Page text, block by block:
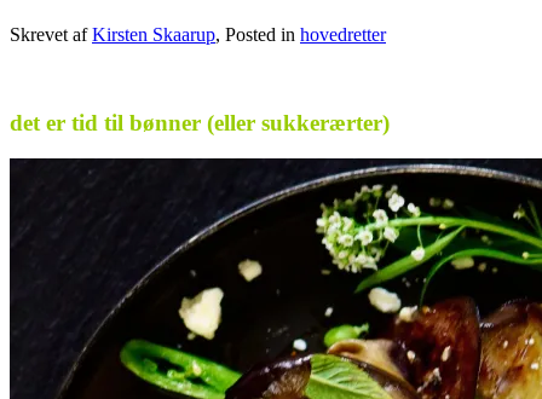
Skrevet afKirsten Skaarup, Posted in hovedretter
det er tid til bønner (eller sukkerærter)